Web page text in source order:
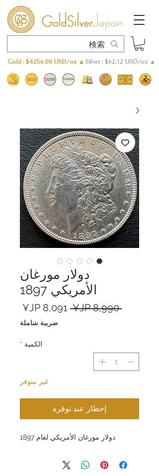
Gold : $4256.00 USD/oz ▲ Silver : $62.12 USD/oz ▲
دولار مورغان
الأمريكي 1897
‏8,990 JP¥
سعر
عادي
البيعضريبة شاملة
الكمية *
غير متوفر
إخطار عند توفره
دولار مورغان الأمريكي لعام 1897